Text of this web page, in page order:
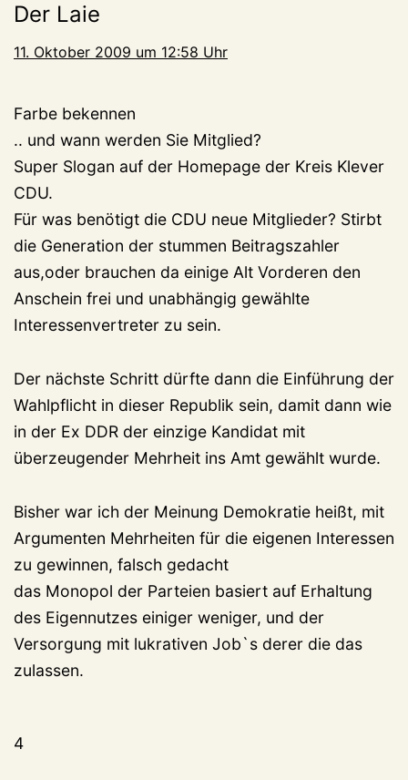
Der Laie
11. Oktober 2009 um 12:58 Uhr
Farbe bekennen
.. und wann werden Sie Mitglied?
Super Slogan auf der Homepage der Kreis Klever
CDU.
Für was benötigt die CDU neue Mitglieder? Stirbt
die Generation der stummen Beitragszahler
aus,oder brauchen da einige Alt Vorderen den
Anschein frei und unabhängig gewählte
Interessenvertreter zu sein.
Der nächste Schritt dürfte dann die Einführung der
Wahlpflicht in dieser Republik sein, damit dann wie
in der Ex DDR der einzige Kandidat mit
überzeugender Mehrheit ins Amt gewählt wurde.
Bisher war ich der Meinung Demokratie heißt, mit
Argumenten Mehrheiten für die eigenen Interessen
zu gewinnen, falsch gedacht
das Monopol der Parteien basiert auf Erhaltung
des Eigennutzes einiger weniger, und der
Versorgung mit lukrativen Job`s derer die das
zulassen.
4